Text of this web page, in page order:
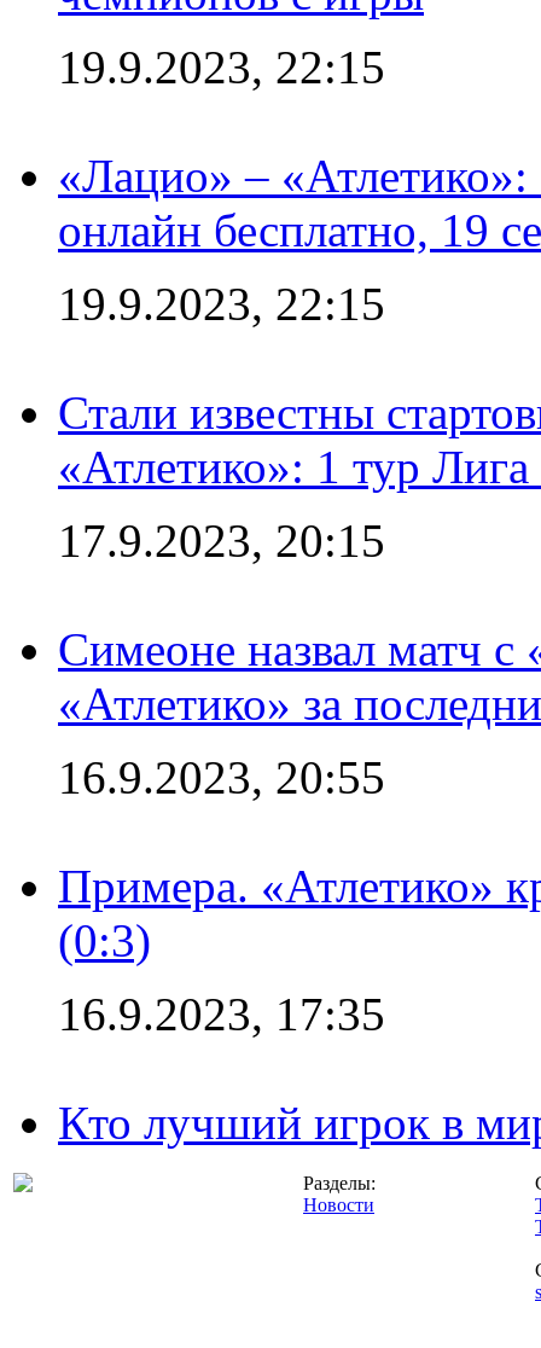
19.9.2023, 22:15
«Лацио» –
онлайн бесплатно, 19
19.9.2023, 22:15
Стали известны
«Атлетико»: 1 тур
17.9.2023, 20:15
Симеоне назвал матч
«Атлетико» за
16.9.2023, 20:55
Примера. «Атлетико»
(0:3)
16.9.2023, 17:35
Кто лучший игрок в
Разделы:
Новости